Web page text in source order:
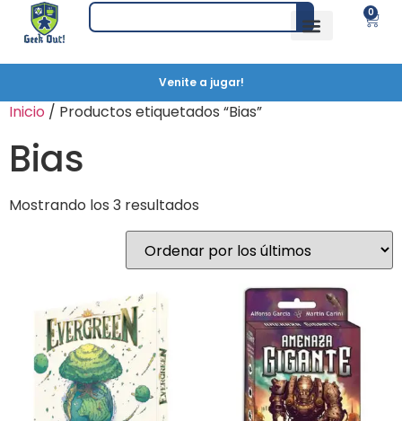
0
Venite a jugar!
Inicio / Productos etiquetados “Bias”
Bias
Mostrando los 3 resultados